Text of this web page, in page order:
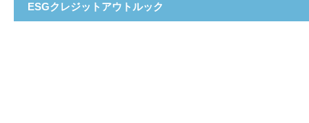
ESGクレジットアウトルック